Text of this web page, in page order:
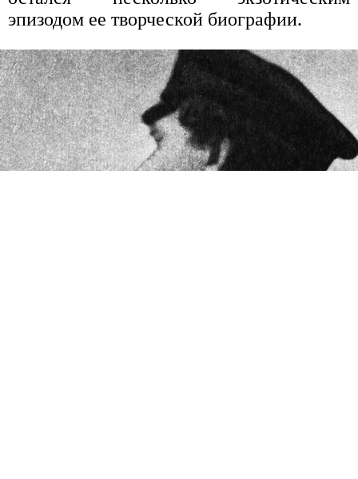
эпизодом ее творческой биографии.